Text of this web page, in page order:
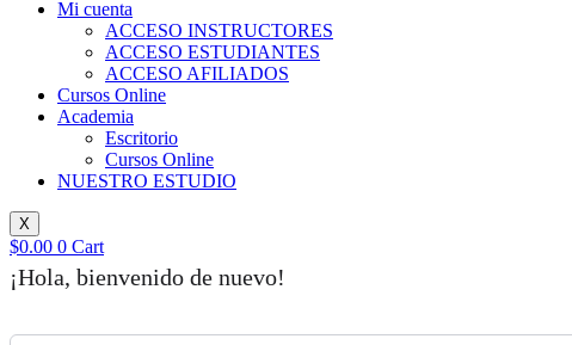
Mi cuenta
ACCESO INSTRUCTORES
ACCESO ESTUDIANTES
ACCESO AFILIADOS
Cursos Online
Academia
Escritorio
Cursos Online
NUESTRO ESTUDIO
X
$0.00 0 Cart
¡Hola, bienvenido de nuevo!